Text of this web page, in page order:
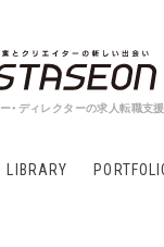
・ディレクターの求人転職支援
LIBRARY